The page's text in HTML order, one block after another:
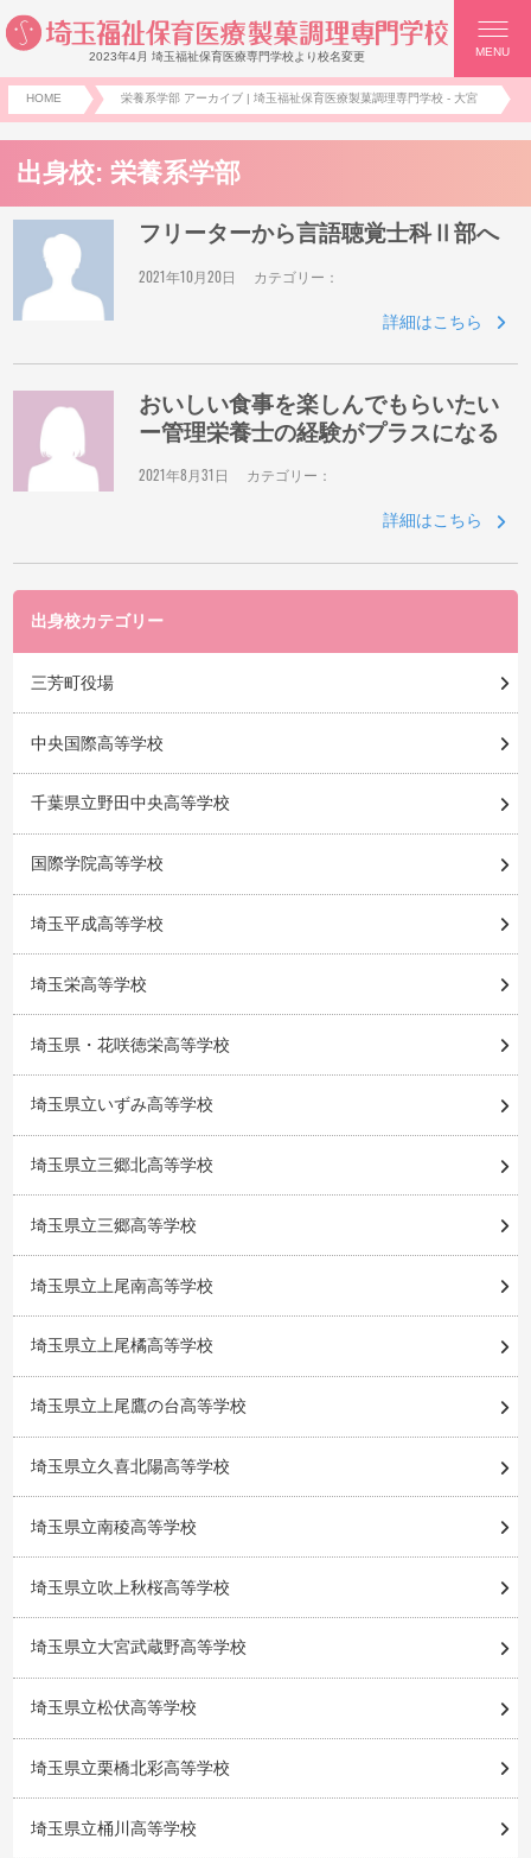
2023年4月 埼玉福祉保育医療専門学校より校名変更 MENU
HOME 栄養系学部 アーカイブ | 埼玉福祉保育医療製菓調理専門学校 - 大宮
出身校: 栄養系学部
フリーターから言語聴覚士科Ⅱ部へ
2021年10月20日 カテゴリー：
詳細はこちら
おいしい食事を楽しんでもらいたい
ー管理栄養士の経験がプラスになる
2021年8月31日 カテゴリー：
詳細はこちら
出身校カテゴリー
三芳町役場
中央国際高等学校
千葉県立野田中央高等学校
国際学院高等学校
埼玉平成高等学校
埼玉栄高等学校
埼玉県・花咲徳栄高等学校
埼玉県立いずみ高等学校
埼玉県立三郷北高等学校
埼玉県立三郷高等学校
埼玉県立上尾南高等学校
埼玉県立上尾橘高等学校
埼玉県立上尾鷹の台高等学校
埼玉県立久喜北陽高等学校
埼玉県立南稜高等学校
埼玉県立吹上秋桜高等学校
埼玉県立大宮武蔵野高等学校
埼玉県立松伏高等学校
埼玉県立栗橋北彩高等学校
埼玉県立桶川高等学校